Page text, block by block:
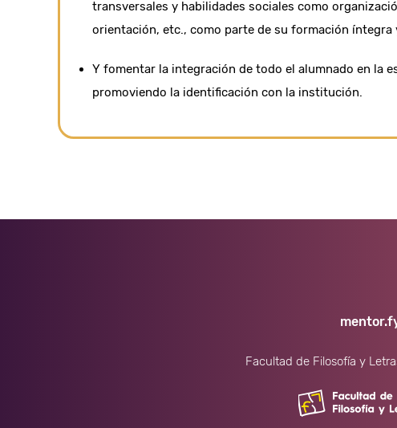
transversales y habilidades sociales como
orientación, etc., como parte de su formación íntegra
Y fomentar la integración de todo el alumnado en la
promoviendo la identificación con la institución.
Facultad de Filosofía y